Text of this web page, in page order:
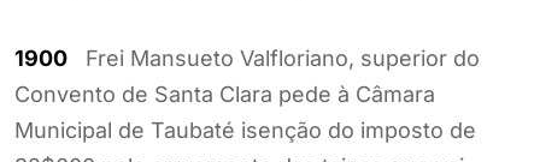
1900 Frei Mansueto Valfloriano, superior do
Convento de Santa Clara pede à Câmara
Municipal de Taubaté isenção do imposto de